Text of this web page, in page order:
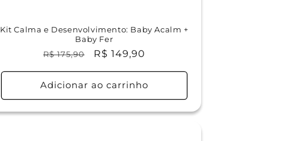
Kit Calma e Desenvolvimento: Baby Acalm +
Baby Fer
Preço
normal
R$ 175,90
Preço
promocional
R$ 149,90
Adicionar ao carrinho